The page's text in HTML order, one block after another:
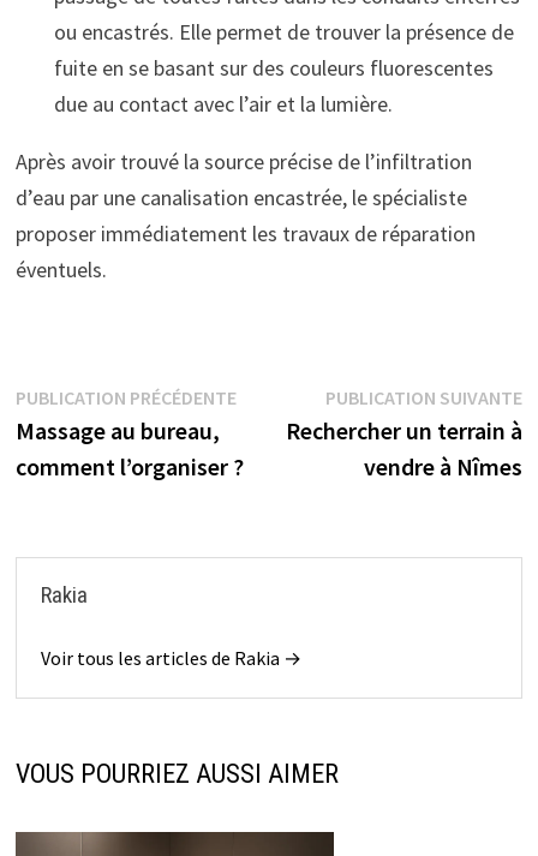
ou encastrés. Elle permet de trouver la présence de
fuite en se basant sur des couleurs fluorescentes
due au contact avec l’air et la lumière.
Après avoir trouvé la source précise de l’infiltration
d’eau par une canalisation encastrée, le spécialiste
proposer immédiatement les travaux de réparation
éventuels.
Navigation
de
PUBLICATION PRÉCÉDENTEPublication
précédente :
Massage au bureau,
comment l’organiser ?
PUBLICATION SUIVANTE
Rechercher un terrain à
vendre à Nîmes
Rakia
Voir tous les articles de Rakia →
VOUS POURRIEZ AUSSI AIMER